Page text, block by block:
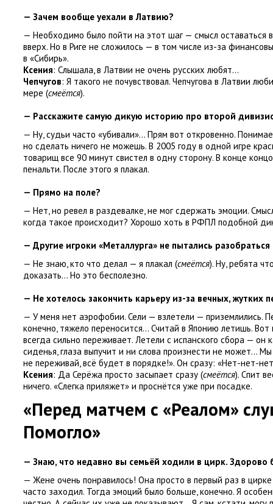
— Зачем вообще уехали в Латвию?
— Необходимо было пойти на этот шаг — смысл оставаться
вверх. Но в Риге не сложилось — в том числе из-за
в «Сибирь».
Ксения: Слышала, в Латвии не очень русских любят…
Чепчугов: Я такого не почувствовал. Чепчугова в Латвии
мере (смеётся).
— Расскажите самую дикую историю про второй
— Ну, судьи часто «убивали»… Прям вот откровенно.
но сделать ничего не можешь. В 2005 году в одной игре
товарищ все 90 минут свистел в одну сторону. В конце
пенальти. После этого я плакал.
— Прямо на поле?
— Нет, но ревел в раздевалке, не мог сдержать эмоции.
когда такое происходит? Хорошо хоть в РФПЛ подобной
— Другие игроки «Металлурга» не пытались
— Не знаю, кто что делал — я плакал (смеётся). Ну, ребята
доказать… Но это бесполезно.
— Не хотелось закончить карьеру из-за вечных, жутких
— У меня нет аэрофобии. Сели — взлетели — приземлились.
конечно, тяжело переносится… Считай в Японию летишь.
всегда сильно переживает. Летели с испанского сбора — он
сиденья, глаза выпучит и ни слова произнести не может…
не переживай, всё будет в порядке!». Он сразу: «Нет-нет-нет
Ксения: Да Серёжа просто засыпает сразу (смеётся). Спит
ничего. «Слегка приляжет» и проснётся уже при посадке.
«Перед матчем с «Реалом»
Помогло»
— Знаю, что недавно вы семьёй ходили в цирк. Здорово
— Жене очень понравилось! Она просто в первый раз в
часто заходил. Тогда эмоций было больше, конечно. Я